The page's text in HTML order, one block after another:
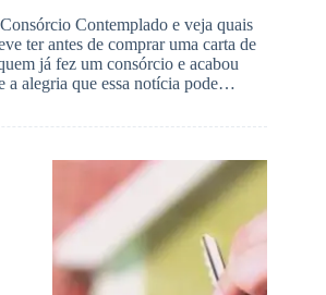
Contemplado e veja quais
ter antes de comprar uma carta de
já fez um consórcio e acabou
a alegria que essa notícia pode…